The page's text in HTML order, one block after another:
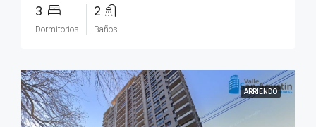
3
Dormitorios
2
Baños
ARRIENDO